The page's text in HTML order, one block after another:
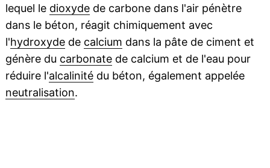
lequel le dioxydede carbone dans l'air pénètre
dans le béton, réagit chimiquement avec
l'hydroxydede calcium dans la pâte de ciment et
génère du carbonatede calcium et de l'eau pour
réduire l'alcalinitédu béton, également appelée
neutralisation.